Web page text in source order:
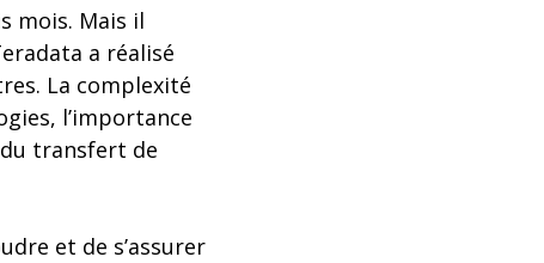
mois. Mais il
a réalisé
La complexité
l’importance
transfert de
et de s’assurer